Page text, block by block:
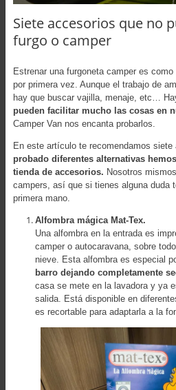
Siete accesorios que no
furgo o camper
Estrenar una furgoneta camper es
por primera vez. Aunque el trabajo de
hay que buscar vajilla, menaje, etc…
pueden facilitar mucho las cosas en
Camper Van nos encanta probarlos.
En este artículo te recomendamos siete
probado diferentes alternativas
tienda de accesorios. Nosotros
campers, así que si tienes alguna duda
primera mano.
Alfombra mágica Mat-Tex.
Una alfombra en la entrada es
camper o autocaravana, sobre
nieve. Esta alfombra es especial
barro dejando completamente
casa se mete en la lavadora y ya
salida. Está disponible en
es recortable para adaptarla a la